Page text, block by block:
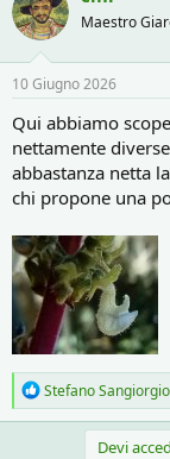
Maestro
10 Giugno 2026
Qui abbiamo
nettamente
abbastanza netta
chi propone una
R
e
a
Stefano Sangiorgio
Devi